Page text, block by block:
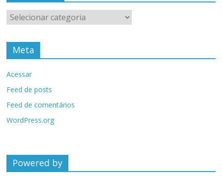
Categorias
Meta
Acessar
Feed de posts
Feed de comentários
WordPress.org
Powered by